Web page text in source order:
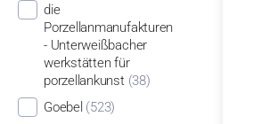
die
Porzellanmanufakturen
- Unterweißbacher
werkstätten für
porzellankunst (38)
Goebel (523)